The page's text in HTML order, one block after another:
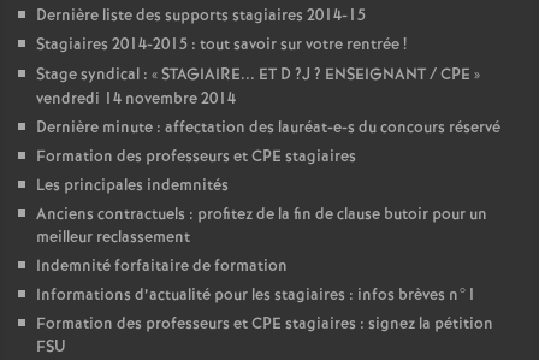
Dernière liste des supports stagiaires 2014-15
Stagiaires 2014-2015 : tout savoir sur votre rentrée!
Stage syndical : «STAGIAIRE... ET D ?J ? ENSEIGNANT/CPE »
vendredi 14 novembre 2014
Dernière minute : affectation des lauréat-e-s du concours réservé
Formation des professeurs etCPE stagiaires
Les principales indemnités
Anciens contractuels : profitez de la fin de clause butoir pour un
meilleur reclassement
Indemnité forfaitaire de formation
Informations d’actualité pour les stagiaires : infos brèves n°1
Formation des professeurs etCPE stagiaires : signez la pétition
FSU